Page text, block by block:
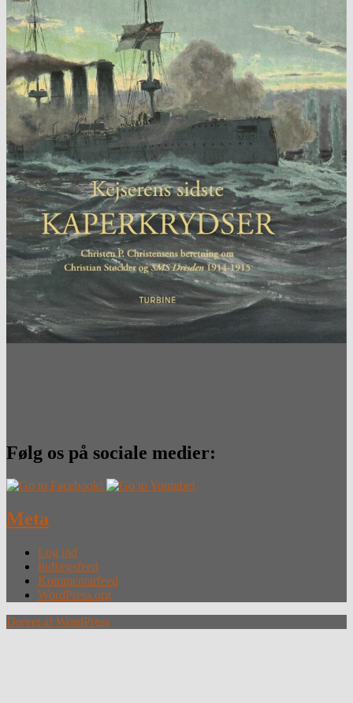
Følg os på sociale medier:
Meta
Log ind
Indlægsfeed
Kommentarfeed
WordPress.org
Drevet af WordPress